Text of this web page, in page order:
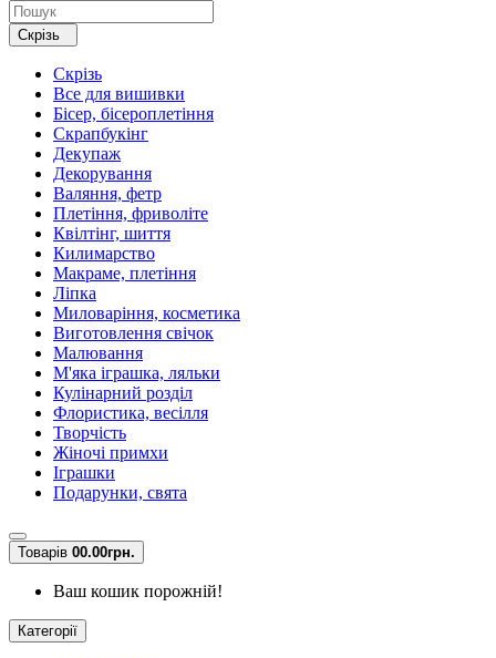
Скрізь
Скрізь
Все для вишивки
Бісер, бісероплетіння
Скрапбукінг
Декупаж
Декорування
Валяння, фетр
Плетіння, фриволіте
Квілтінг, шиття
Килимарство
Макраме, плетіння
Ліпка
Миловаріння, косметика
Виготовлення свічок
Малювання
М'яка іграшка, ляльки
Кулінарний розділ
Флористика, весілля
Творчість
Жіночі примхи
Іграшки
Подарунки, свята
Товарів 00.00грн.
Ваш кошик порожній!
Категорії